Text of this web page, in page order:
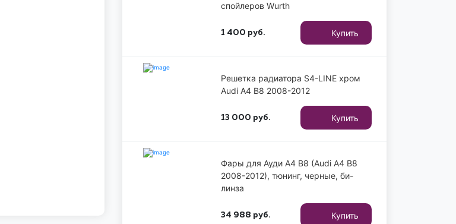
спойлеров Wurth
1 400 руб. Купить
Решетка радиатора S4-LINE хром
Audi A4 B8 2008-2012
13 000 руб. Купить
Фары для Ауди A4 B8 (Audi A4 B8
2008-2012), тюнинг, черные, би-
линза
34 988 руб. Купить